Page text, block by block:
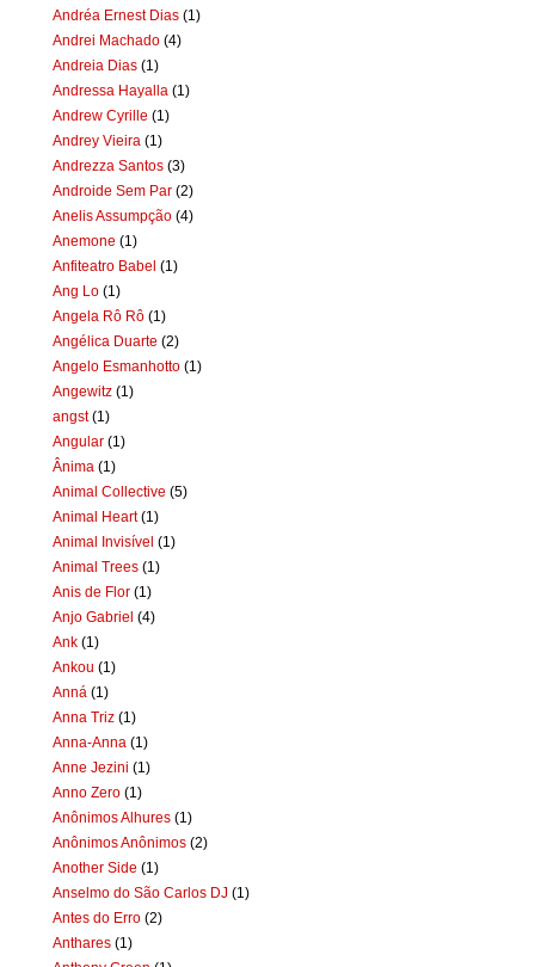
Andréa Ernest Dias (1)
Andrei Machado (4)
Andreia Dias (1)
Andressa Hayalla (1)
Andrew Cyrille (1)
Andrey Vieira (1)
Andrezza Santos (3)
Androide Sem Par (2)
Anelis Assumpção (4)
Anemone (1)
Anfiteatro Babel (1)
Ang Lo (1)
Angela Rô Rô (1)
Angélica Duarte (2)
Angelo Esmanhotto (1)
Angewitz (1)
angst (1)
Angular (1)
Ânima (1)
Animal Collective (5)
Animal Heart (1)
Animal Invisível (1)
Animal Trees (1)
Anis de Flor (1)
Anjo Gabriel (4)
Ank (1)
Ankou (1)
Anná (1)
Anna Triz (1)
Anna-Anna (1)
Anne Jezini (1)
Anno Zero (1)
Anônimos Alhures (1)
Anônimos Anônimos (2)
Another Side (1)
Anselmo do São Carlos DJ (1)
Antes do Erro (2)
Anthares (1)